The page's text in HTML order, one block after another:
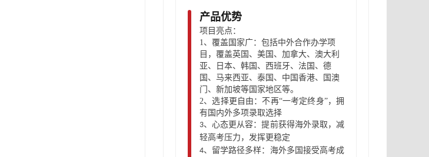
产品优势
项目亮点：
1、 覆盖国家广：包括中外合作办学项
目，覆盖英国、美国、加拿大、澳大利
亚、日本、韩国、西班牙、法国、德
国、马来西亚、泰国 、 中国香港、
国澳
门 、 新加坡等国家地区等。
2、选择更自由：不再“一考定终身”，拥
有国内外多项录取选择
3、心态更从容：提前获得海外录取，减
轻高考压力，发挥更稳定
4、 留学路径多样：海外多国接受高考成